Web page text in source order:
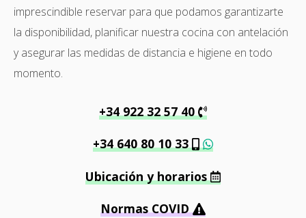
imprescindible reservar para que podamos garantizarte
la disponibilidad, planificar nuestra cocina con antelación
y asegurar las medidas de distancia e higiene en todo
momento.
+34 922 32 57 40
+34 640 80 10 33
Ubicación y horarios
Normas COVID